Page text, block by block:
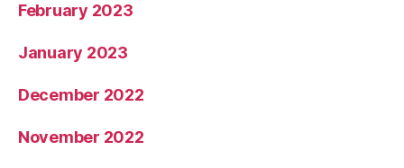
February 2023
January 2023
December 2022
November 2022